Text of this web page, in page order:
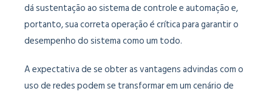
dá sustentação ao sistema de controle e automação e,
portanto, sua correta operação é crítica para garantir o
desempenho do sistema como um todo.
A expectativa de se obter as vantagens advindas com o
uso de redes podem se transformar em um cenário de